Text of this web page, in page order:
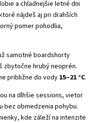
a chladnejšie letné dni
nájdeš aj pri drahších
pomer pohodlia,
samotné boardshorty
zbytočne hrubý neoprén.
približne do vody 15–21 °C.
na dlhšie sessions, vietor
bez obmedzenia pohybu.
kde záleží na intenzite